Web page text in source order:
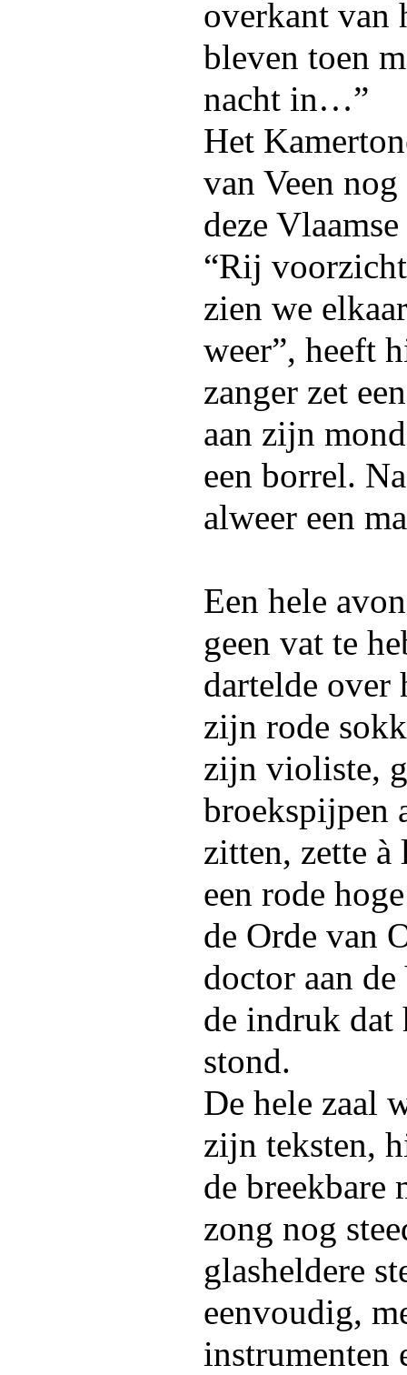
overkant van
bleven toen
nacht in…”
Het
van Veen
deze
“Rij
zien we
weer”, heeft
zanger zet
aan zijn
een borrel.
alweer een
Een hele
geen vat te
dartelde over
zijn rode
zijn violiste,
broekspijpen
zitten, zette
een rode
de Orde van
doctor aan
de indruk dat
stond.
De hele zaal
zijn teksten,
de breekbare
zong nog
glasheldere
eenvoudig,
instrumenten